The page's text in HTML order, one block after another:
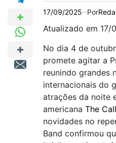
17/09/2025 Por
Atualizado em 17/
No dia 4 de
promete agitar a
reunindo grandes
internacionais do
atrações da noite
americana The
novidades no
Band confirmou